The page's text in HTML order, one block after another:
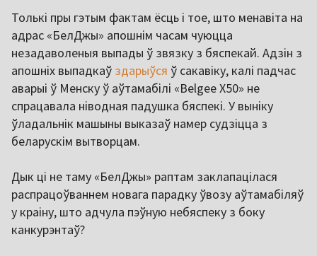
Толькі пры гэтым фактам ёсць і тое, што менавіта на
адрас «БелДжы» апошнім часам чуюцца
незадаволеныя выпады ў звязку з бяспекай. Адзін з
апошніх выпадкаў здарыўся ў сакавіку, калі падчас
аварыі ў Менску ў аўтамабілі «Belgee X50» не
спрацавала ніводная падушка бяспекі. У выніку
ўладальнік машыны выказаў намер судзіцца з
беларускім вытворцам.
Дык ці не таму «БелДжы» раптам заклапацілася
распрацоўваннем новага парадку ўвозу аўтамабіляў
у краіну, што адчула пэўную небяспеку з боку
канкурэнтаў?